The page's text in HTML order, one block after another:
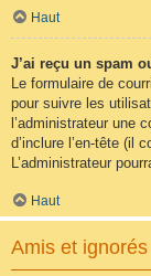
Haut
J’ai reçu un spam
Le formulaire de
pour suivre les
l’administrateur une
d’inclure l’en-tête (il
L’administrateur
Haut
Amis et ignorés